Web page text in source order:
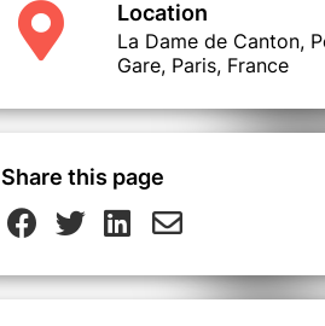
Location
La Dame de Canton,
Gare, Paris, France
Share this page